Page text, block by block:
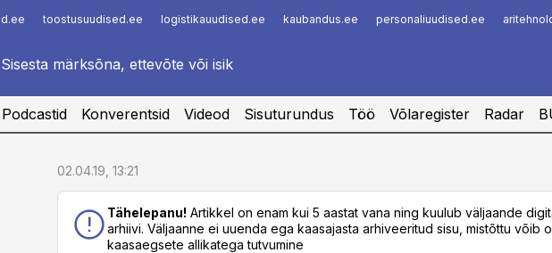
toostusuudised.ee logistikauudised.ee kaubandus.ee personaliuudised.ee
Infopank
Podcastid Konverentsid Videod Sisuturundus Töö Võlaregister Radar
02.04.19, 13:21
Tähelepanu! Artikkel on enam kui 5 aastat vana ning kuulub väljaande
arhiivi. Väljaanne ei uuenda ega kaasajasta arhiveeritud sisu, mistõttu võib
kaasaegsete allikatega tutvumine